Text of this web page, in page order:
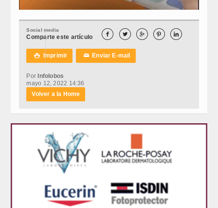
Social media
Comparte este artículo     
 Imprimir ✉Enviar E-mail
Por Infolobos
mayo 12, 2022 14:36
Volver a la Home